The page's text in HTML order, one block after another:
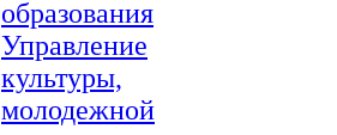
образования
Управление
культуры,
молодежной